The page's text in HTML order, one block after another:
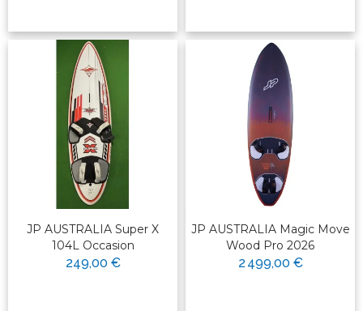
JP AUSTRALIA Super X
104L Occasion
249,00 €
JP AUSTRALIA Magic Move
Wood Pro 2026
2 499,00 €